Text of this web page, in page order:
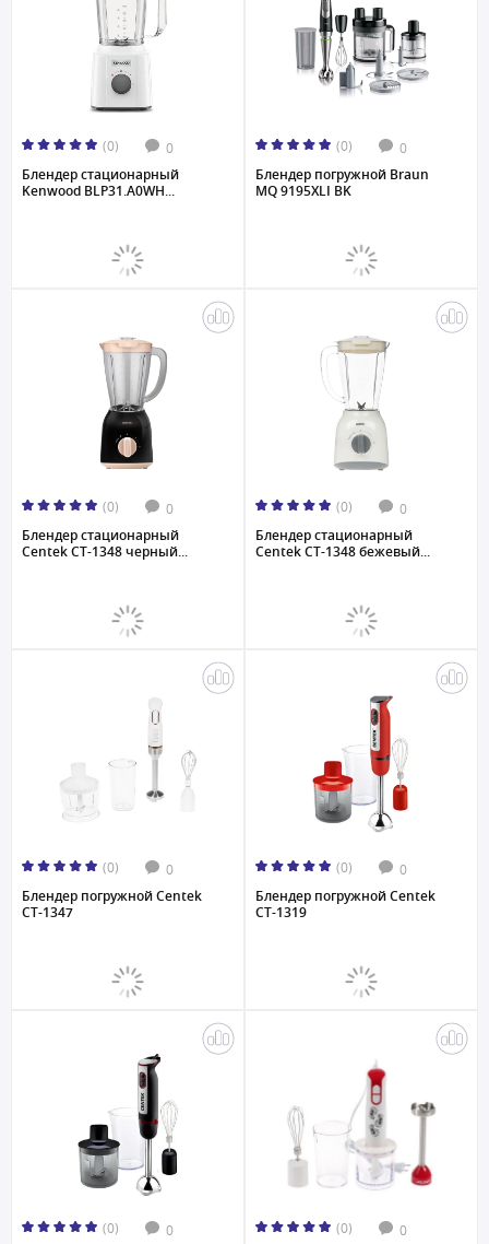
(0) 0
Блендер стационарный
Kenwood BLP31.A0WH...
(0) 0
Блендер погружной Braun
MQ 9195XLI BK
(0) 0
Блендер стационарный
Centek CT-1348 черный...
(0) 0
Блендер стационарный
Centek CT-1348 бежевый...
(0) 0
Блендер погружной Centek
CT-1347
(0) 0
Блендер погружной Centek
CT-1319
(0) 0 (0) 0